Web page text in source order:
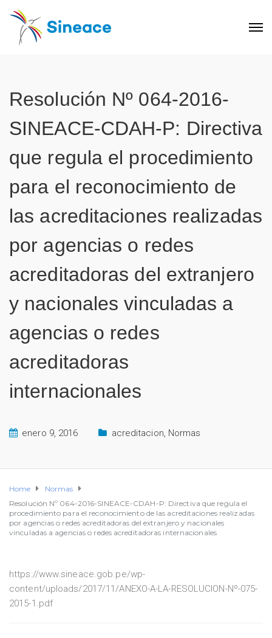
Resolución Nº 064-2016-
SINEACE-CDAH-P: Directiva
que regula el procedimiento
para el reconocimiento de
las acreditaciones realizadas
por agencias o redes
acreditadoras del extranjero
y nacionales vinculadas a
agencias o redes
acreditadoras
internacionales
enero 9, 2016 acreditacion, Normas
Home
Normas
Resolución Nº 064-2016-SINEACE-CDAH-P: Directiva que regula el
procedimiento para el reconocimiento de las acreditaciones realizadas
por agencias o redes acreditadoras del extranjero y nacionales
vinculadas a agencias o redes acreditadoras internacionales
https://www.sineace.gob.pe/wp-
content/uploads/2017/11/ANEXO-A-LA-RESOLUCION-Nº-075-
2015-1.pdf